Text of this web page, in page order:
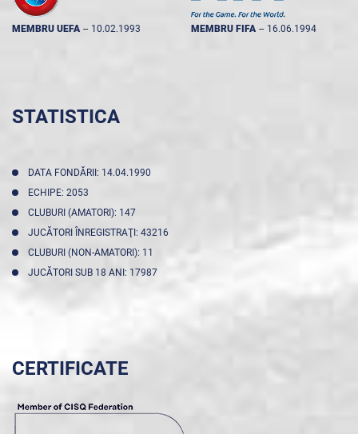
MEMBRU UEFA -- 10.02.1993 MEMBRU FIFA -- 16.06.1994
STATISTICA
DATA FONDĂRII: 14.04.1990
ECHIPE: 2053
CLUBURI (AMATORI): 147
JUCĂTORI ÎNREGISTRAŢI: 43216
CLUBURI (NON-AMATORI): 11
JUCĂTORI SUB 18 ANI: 17987
CERTIFICATE